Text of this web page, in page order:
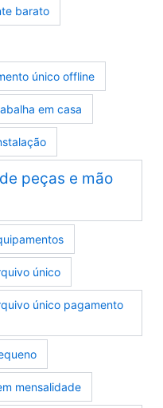
barato
único offline
em casa
peças e mão
único
único pagamento
mensalidade